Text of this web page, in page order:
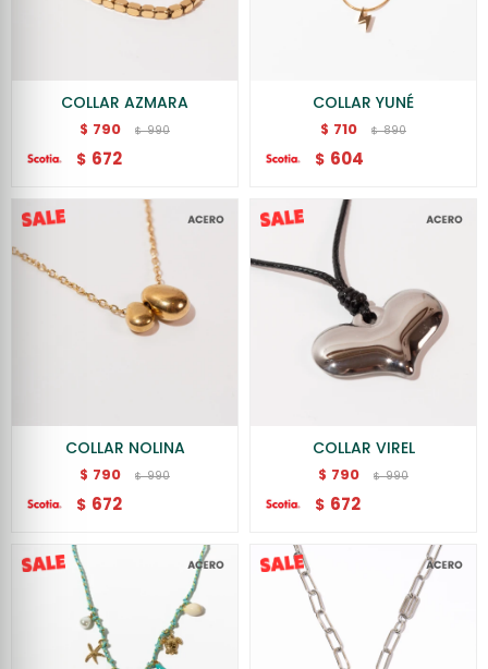
COLLAR AZMARA
$ 790 $ 990
$ 672
COLLAR YUNÉ
$ 710 $ 890
$ 604
COLLAR NOLINA
$ 790 $ 990
$ 672
COLLAR VIREL
$ 790 $ 990
$ 672